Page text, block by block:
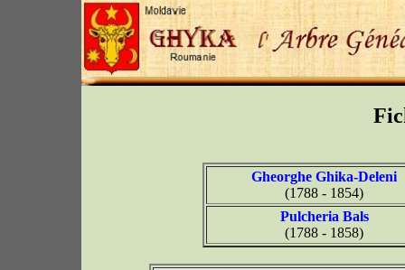
Gheorghe Ghika-Deleni
(1788 - 1854)
Pulcheria Bals
(1788 - 1858)